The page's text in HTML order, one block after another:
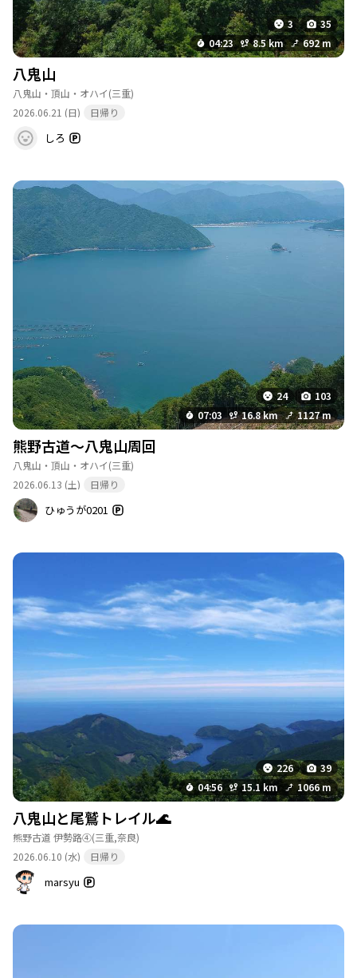
3
35
04:23
8.5 km 692 m
八鬼山
八鬼山・頂山・オハイ(三重)
2026.06.21 (日)
日帰り
しろ
24
103
07:03
16.8 km 1127 m
熊野古道〜八鬼山周回
八鬼山・頂山・オハイ(三重)
2026.06.13 (土)
日帰り
ひゅうが0201
226
39
04:56
15.1 km 1066 m
八鬼山と尾鷲トレイル🌊
熊野古道 伊勢路④(三重,奈良)
2026.06.10 (水)
日帰り
marsyu